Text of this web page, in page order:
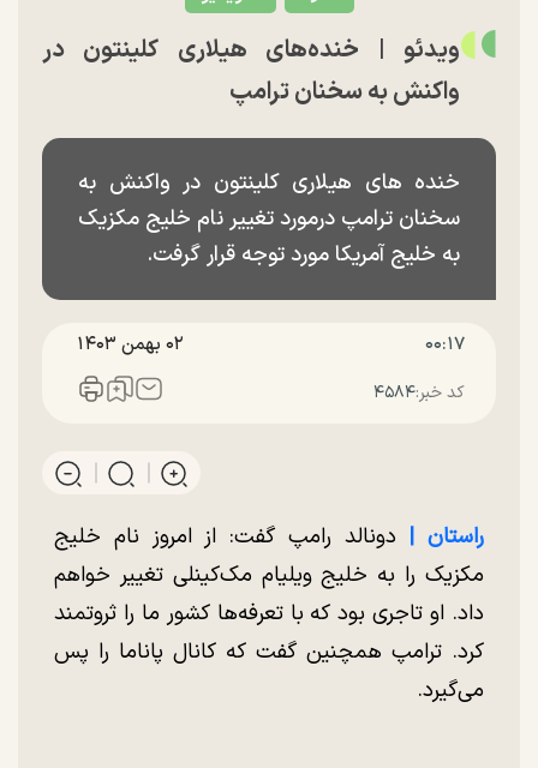
ویدئو | خنده‌های هیلاری کلینتون در
واکنش به سخنان ترامپ
خنده های هیلاری کلینتون در واکنش به
سخنان ترامپ درمورد تغییر نام خلیج مکزیک
به خلیج آمریکا مورد توجه قرار گرفت.
۰۰:۱۷ ۰۲ بهمن ۱۴۰۳
کد خبر:۴۵۸۴
راستان | دونالد رامپ گفت: از امروز نام خلیج
مکزیک را به خلیج ویلیام مک‌کینلی تغییر خواهم
داد. او تاجری بود که با تعرفه‌ها کشور ما را ثروتمند
کرد. ترامپ همچنین گفت که کانال پاناما را پس
می‌گیرد.